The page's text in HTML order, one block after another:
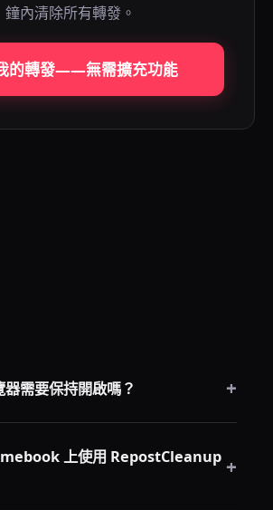
鐘內清除所有轉發。
的轉發——無需擴充功能
需要保持開啟嗎？ +
理進行時標籤需要保持開啟和活躍。
閉標籤或讓電腦進入休眠狀態。
上使用 RepostCleanup +